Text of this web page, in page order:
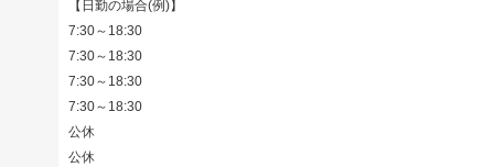
【日勤の場合(例)】
7:30～18:30
7:30～18:30
7:30～18:30
7:30～18:30
公休
公休